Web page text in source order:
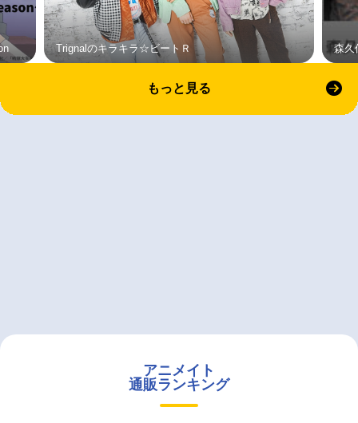
Trignalのキラキラ☆ビートＲ 森久
もっと見る
アニメイト
通販ランキング